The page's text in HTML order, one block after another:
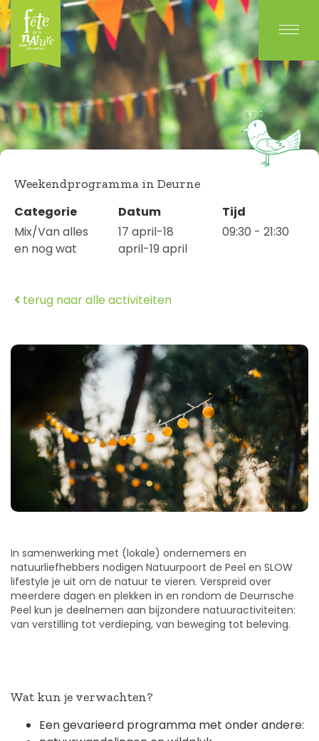
Weekendprogramma in Deurne
Categorie
Mix/Van alles
en nog wat
Datum
17 april-18
april-19 april
Tijd
09:30 - 21:30
terug naar alle activiteiten
In samenwerking met (lokale) ondernemers en
natuurliefhebbers nodigen Natuurpoort de Peel en SLOW
lifestyle je uit om de natuur te vieren. Verspreid over
meerdere dagen en plekken in en rondom de Deurnsche
Peel kun je deelnemen aan bijzondere natuuractiviteiten:
van verstilling tot verdieping, van beweging tot beleving.
Wat kun je verwachten?
Een gevarieerd programma met onder andere: